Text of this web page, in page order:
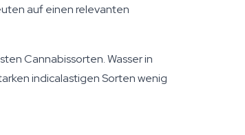
auf einen relevanten
Cannabissorten. Wasser in
indicalastigen Sorten wenig